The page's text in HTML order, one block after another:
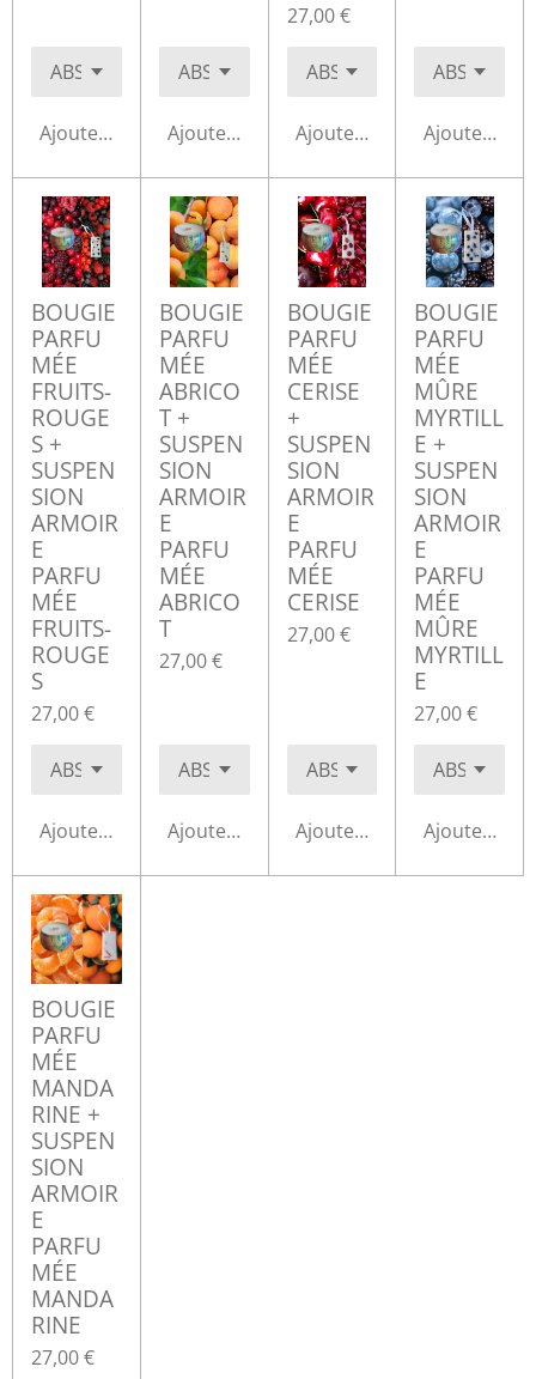
Ajouter au panierAjouter au panier
27,00 €
Ajouter au panierAjouter au
BOUGIE
PARFU
MÉE
FRUITS-
ROUGE
S +
SUSPEN
SION
ARMOIR
E
PARFU
MÉE
FRUITS-
ROUGE
S
27,00 €
Ajouter au panier
BOUGIE
PARFU
MÉE
ABRICO
T +
SUSPEN
SION
ARMOIR
E
PARFU
MÉE
ABRICO
T
27,00 €
Ajouter au panier
BOUGIE
PARFU
MÉE
CERISE
+
SUSPEN
SION
ARMOIR
E
PARFU
MÉE
CERISE
27,00 €
Ajouter au panier
BOUGIE
PARFU
MÉE
MÛRE
MYRTILL
E +
SUSPEN
SION
ARMOIR
E
PARFU
MÉE
MÛRE
MYRTILL
E
27,00 €
Ajouter au
BOUGIE
PARFU
MÉE
MANDA
RINE +
SUSPEN
SION
ARMOIR
E
PARFU
MÉE
MANDA
RINE
27,00 €